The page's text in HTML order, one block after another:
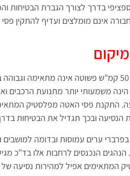
בדרך לצורך הגברת הבטיחות
אינם מומלצים ועדיף להתקין פסי
משמעותי יותר מתנועת הרכבים
ובכך תגדיל את הבטיחות
ערים עמוסות ובדומה למושבים
רכבים אל מתחת ל 50 קמ”ש. הנהגים הנכנסים לרחבות